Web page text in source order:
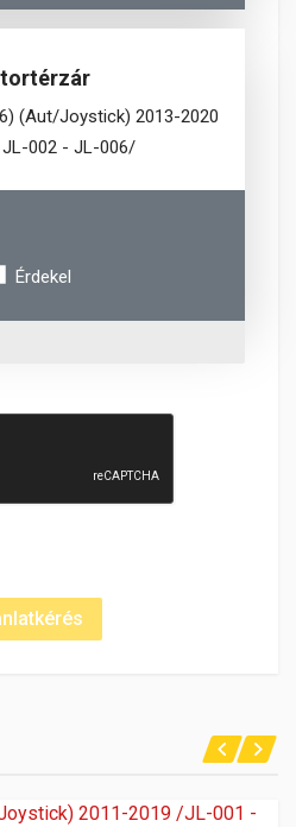
(Aut/Joystick) 2013-2020
002 - JL-006/
Érdekel